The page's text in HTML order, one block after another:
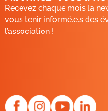
Recevez chaque mois la
vous tenir informé.e.s des
l’association !